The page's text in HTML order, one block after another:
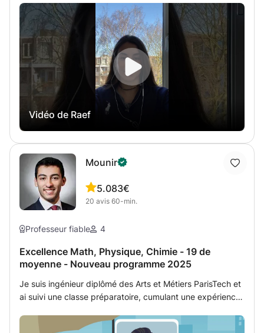
Biologie, Géologie aux élèves de programme français ou
international (in English) de Terminales, Bac, 1ère,
Seconde, Brevet, concours et classes préparatoires
universitaires médicales ou 1ère et 2ème années
universitaires soit à domicile soit par internet online par
méthode de classe virtuelle. Préparation, aide aux
exercices et suivi des élèves de CNED. Pour plus de
renseignements, n'hésitez pas à me contacter, réponse
garantie dans quelques minutes jusqu'à 10 heures
maximum.
Vidéo de Raef
Mounir
5.0
20 avis
83€
60-min.
Professeur fiable 4
Excellence Math, Physique, Chimie - 19 de
moyenne - Nouveau programme 2025
Je suis ingénieur diplômé des Arts et Métiers ParisTech et
ai suivi une classe préparatoire, cumulant une expérience
ans. Mon objectif est d'aider votre enfant à atteindre son